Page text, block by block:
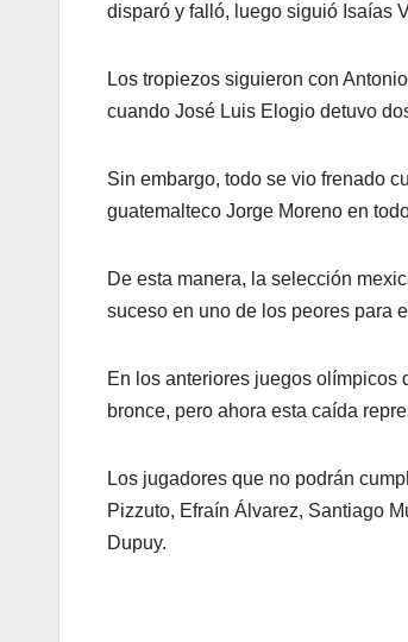
disparó y falló, luego siguió Isaías
Los tropiezos siguieron con
cuando José Luis Elogio detuvo
Sin embargo, todo se vio frenado
guatemalteco Jorge Moreno en
De esta manera, la selección
suceso en uno de los peores para
En los anteriores juegos olímpicos
bronce, pero ahora esta caída
Los jugadores que no podrán
Pizzuto, Efraín Álvarez, Santiago
Dupuy.